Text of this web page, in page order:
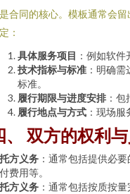
合同的核心。模板通常会
：
具体服务项目 ：例如软
技术指标与标准 ：明确
标准。
履行期限与进度安排 ：
履行地点与方式 ：现场
、 双方的权利
方义务 ：通常包括提供必
费用等。
方义务 ：通常包括按质按